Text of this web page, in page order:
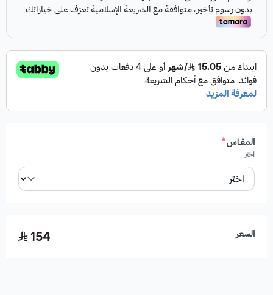
المقـاس*
اختر
السعر 154